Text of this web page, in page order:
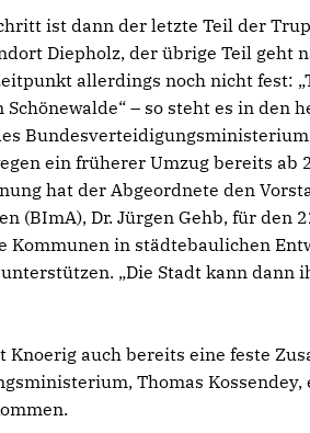
ist dann der letzte Teil der
Diepholz, der übrige Teil geht
allerdings noch nicht fest:
– so steht es in
ein früherer Umzug bereits ab
hat der Abgeordnete den
(BImA), Dr. Jürgen Gehb, für den
Kommunen in städtebaulichen
„Die Stadt kann dann
Knoerig auch bereits eine feste
Thomas